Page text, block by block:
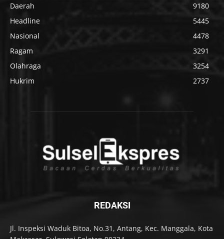
Daerah
9180
Headline
5445
Nasional
4478
Ragam
3291
Olahraga
3254
Hukrim
2737
REDAKSI
Jl. Inspeksi Waduk Bitoa, No.31, Antang, Kec. Manggala, Kota